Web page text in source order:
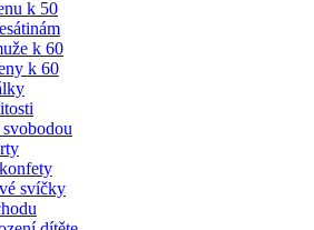
k 50
k 60
k 60
svíčky